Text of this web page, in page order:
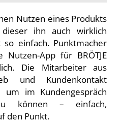
Nutzen eines Produkts
ihn auch wirklich
einfach. Punktmacher
App für BRÖTJE
Die Mitarbeiter aus
und Kundenkontakt
um im Kundengespräch
können – einfach,
den Punkt.